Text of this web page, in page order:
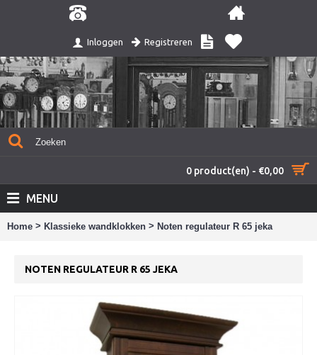
Inloggen Registreren
0 product(en) - €0,00
MENU
Home > Klassieke wandklokken > Noten regulateur R 65 jeka
NOTEN REGULATEUR R 65 JEKA